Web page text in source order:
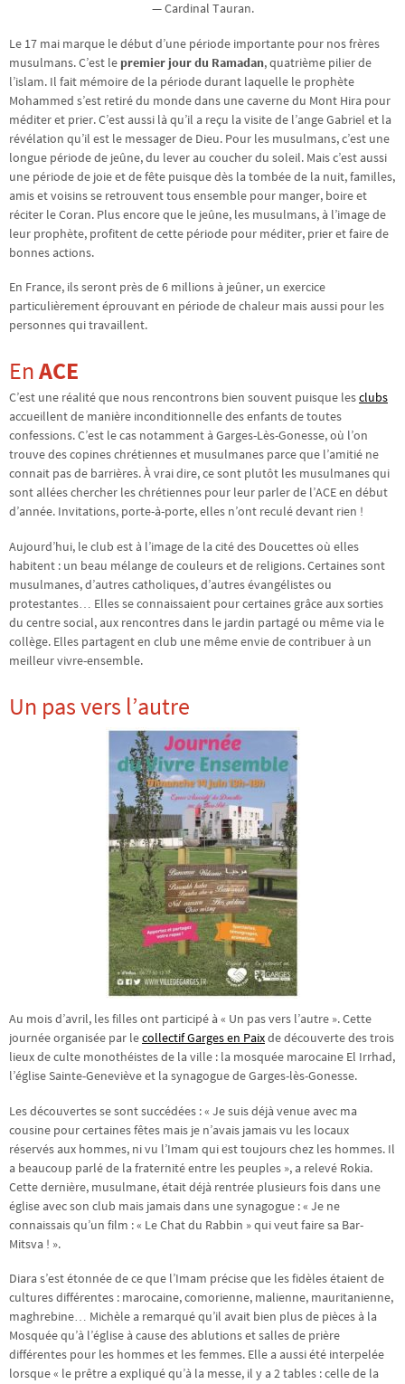
— Cardinal Tauran.
Le 17 mai marque le début d’une période importante pour nos frères
musulmans. C’est le premier jour du Ramadan, quatrième pilier de
l’islam. Il fait mémoire de la période durant laquelle le prophète
Mohammed s’est retiré du monde dans une caverne du Mont Hira pour
méditer et prier. C’est aussi là qu’il a reçu la visite de l’ange Gabriel et la
révélation qu’il est le messager de Dieu. Pour les musulmans, c’est une
longue période de jeûne, du lever au coucher du soleil. Mais c’est aussi
une période de joie et de fête puisque dès la tombée de la nuit, familles,
amis et voisins se retrouvent tous ensemble pour manger, boire et
réciter le Coran. Plus encore que le jeûne, les musulmans, à l’image de
leur prophète, profitent de cette période pour méditer, prier et faire de
bonnes actions.
En France, ils seront près de 6 millions à jeûner, un exercice
particulièrement éprouvant en période de chaleur mais aussi pour les
personnes qui travaillent.
EnACE
C’est une réalité que nous rencontrons bien souvent puisque lesclubs
accueillent de manière inconditionnelle des enfants de toutes
confessions. C’est le cas notamment à Garges-Lès-Gonesse, où l’on
trouve des copines chrétiennes et musulmanes parce que l’amitié ne
connait pas de barrières. À vrai dire, ce sont plutôt les musulmanes qui
sont allées chercher les chrétiennes pour leur parler de l’ACE en début
d’année. Invitations, porte-à-porte, elles n’ont reculé devant rien !
Aujourd’hui, le club est à l’image de la cité des Doucettes où elles
habitent : un beau mélange de couleurs et de religions. Certaines sont
musulmanes, d’autres catholiques, d’autres évangélistes ou
protestantes… Elles se connaissaient pour certaines grâce aux sorties
du centre social, aux rencontres dans le jardin partagé ou même via le
collège. Elles partagent en club une même envie de contribuer à un
meilleur vivre-ensemble.
Un pas vers l’autre
Au mois d’avril, les filles ont participé à « Un pas vers l’autre ». Cette
journée organisée par lecollectif Garges en Paixde découverte des trois
lieux de culte monothéistes de la ville : la mosquée marocaine El Irrhad,
l’église Sainte-Geneviève et la synagogue de Garges-lès-Gonesse.
Les découvertes se sont succédées : « Je suis déjà venue avec ma
cousine pour certaines fêtes mais je n’avais jamais vu les locaux
réservés aux hommes, ni vu l’Imam qui est toujours chez les hommes. Il
a beaucoup parlé de la fraternité entre les peuples », a relevé Rokia.
Cette dernière, musulmane, était déjà rentrée plusieurs fois dans une
église avec son club mais jamais dans une synagogue : « Je ne
connaissais qu’un film : « Le Chat du Rabbin » qui veut faire sa Bar-
Mitsva ! ».
Diara s’est étonnée de ce que l’Imam précise que les fidèles étaient de
cultures différentes : marocaine, comorienne, malienne, mauritanienne,
maghrebine… Michèle a remarqué qu’il avait bien plus de pièces à la
Mosquée qu’à l’église à cause des ablutions et salles de prière
différentes pour les hommes et les femmes. Elle a aussi été interpelée
lorsque « le prêtre a expliqué qu’à la messe, il y a 2 tables : celle de la